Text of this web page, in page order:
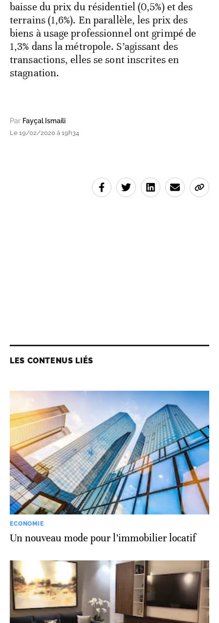
baisse du prix du résidentiel (0,5%) et des
terrains (1,6%). En parallèle, les prix des
biens à usage professionnel ont grimpé de
1,3% dans la métropole. S’agissant des
transactions, elles se sont inscrites en
stagnation.
Par Fayçal Ismaili
Le 19/02/2020 à 19h34
LES CONTENUS LIÉS
ECONOMIE
Un nouveau mode pour l’immobilier locatif